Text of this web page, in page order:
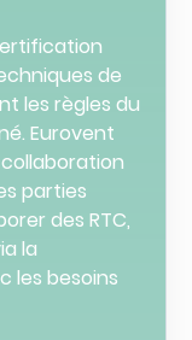
de
les règles du
Eurovent
parties
des RTC,
la
les besoins